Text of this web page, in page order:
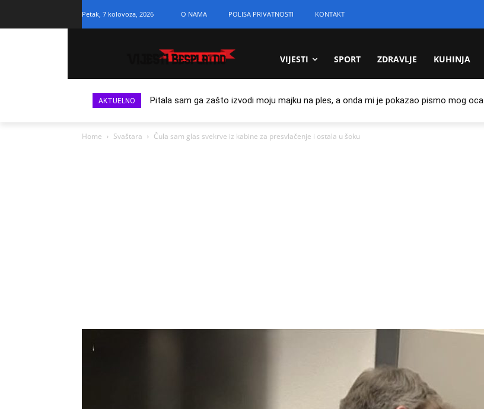
Petak, 7 kolovoza, 2026 O NAMA POLISA PRIVATNOSTI KONTAKT
VIJESTI SPORT ZDRAVLJE KUHINJA
AKTUELNO Pitala sam ga zašto izvodi moju majku na ples, a onda mi je pokazao pismo mog oca
Home Svaštara Čula sam glas svekrve iz kabine za presvlačenje i ostala u šoku